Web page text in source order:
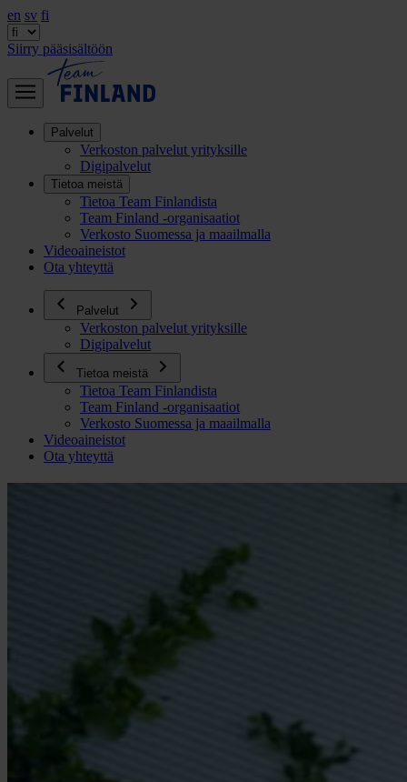
en sv fi
Siirry pääsisältöön
Palvelut
Verkoston palvelut yrityksille
Digipalvelut
Tietoa meistä
Tietoa Team Finlandista
Team Finland -organisaatiot
Verkosto Suomessa ja maailmalla
Videoaineistot
Ota yhteyttä
Palvelut
Verkoston palvelut yrityksille
Digipalvelut
Tietoa meistä
Tietoa Team Finlandista
Team Finland -organisaatiot
Verkosto Suomessa ja maailmalla
Videoaineistot
Ota yhteyttä